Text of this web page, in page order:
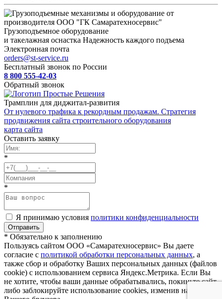
Грузоподъемное оборудование
и такелажная оснастка Надежность каждого подъема
Электронная почта
orders@st-service.ru
Бесплатный звонок по России
8 800 555-42-03
Обратный звонок
Трамплин для диджитал-развития
От нулевого трафика к рекордным продажам. Стратегия
продвижения сайта строительного оборудования
карта сайта
Оставить заявку
*
*
Я принимаю условия политики конфиденциальности
* Обязательно к заполнению
Пользуясь сайтом ООО «Самаратехносервис» Вы даете
согласие с политикой обработки персональных данных, а
также сбор и обработку Ваших персональных данных (файлов
cookie) с использованием сервиса Яндекс.Метрика. Если Вы
не хотите, чтобы ваши данные обрабатывались, покиньте сайт,
либо заблокируйте использование cookies, изменив настройки